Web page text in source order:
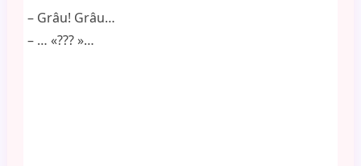
– Grâu! Grâu…
– … «??? »…